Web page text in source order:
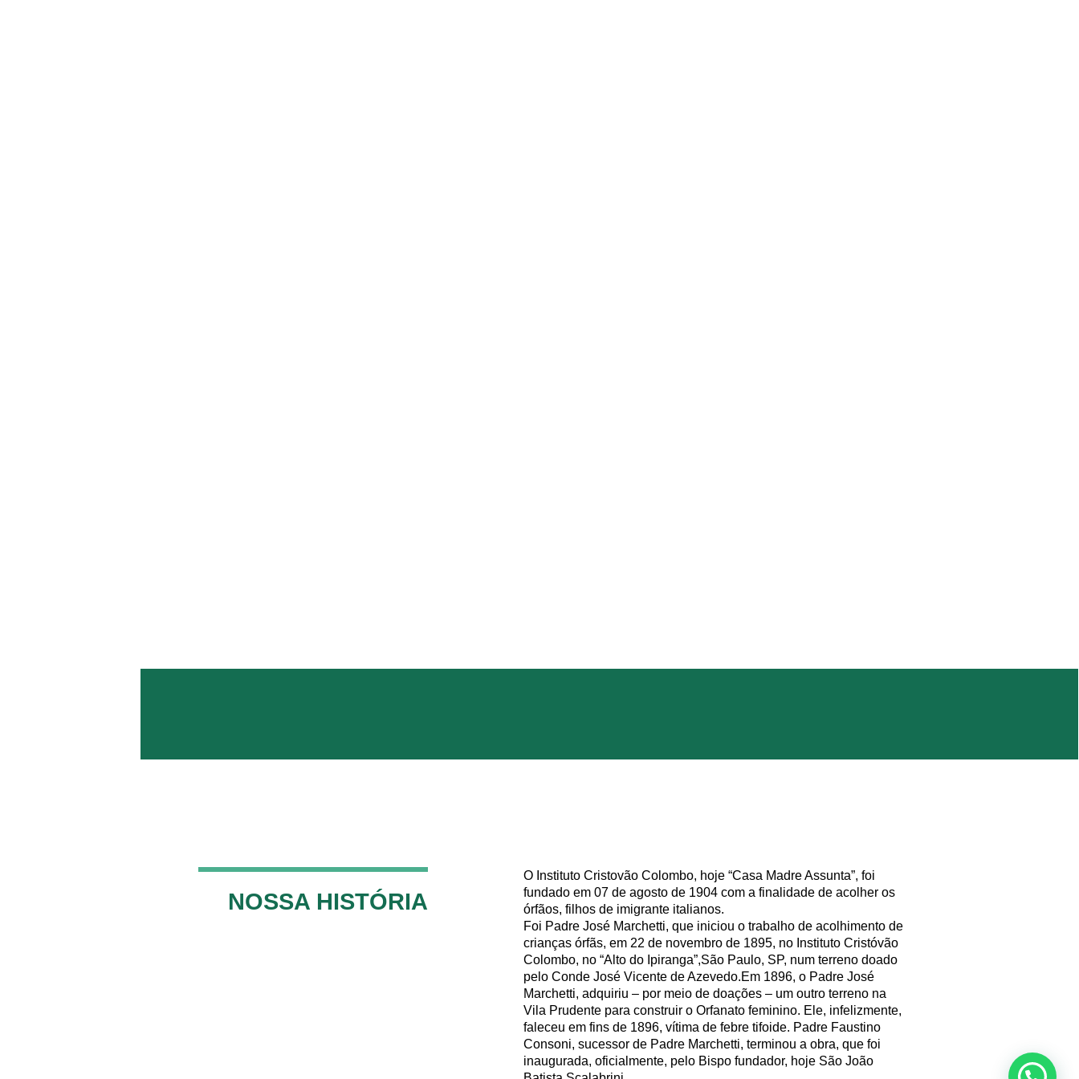
NOSSA HISTÓRIA
O Instituto Cristovão Colombo, hoje “Casa Madre Assunta”, foi
fundado em 07 de agosto de 1904 com a finalidade de acolher os
órfãos, filhos de imigrante italianos.
Foi Padre José Marchetti, que iniciou o trabalho de acolhimento de
crianças órfãs, em 22 de novembro de 1895, no Instituto Cristóvão
Colombo, no “Alto do Ipiranga”,São Paulo, SP, num terreno doado
pelo Conde José Vicente de Azevedo.Em 1896, o Padre José
Marchetti, adquiriu – por meio de doações – um outro terreno na
Vila Prudente para construir o Orfanato feminino. Ele, infelizmente,
faleceu em fins de 1896, vítima de febre tifoide. Padre Faustino
Consoni, sucessor de Padre Marchetti, terminou a obra, que foi
inaugurada, oficialmente, pelo Bispo fundador, hoje São João